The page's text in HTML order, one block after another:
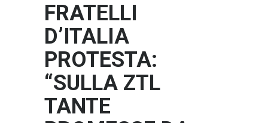
FRATELLI
D’ITALIA
PROTESTA:
“SULLA ZTL
TANTE